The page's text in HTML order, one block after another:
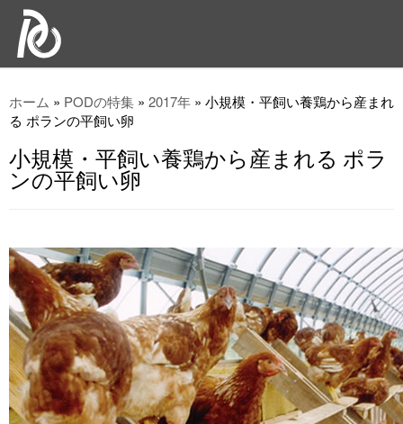
ホーム » PODの特集 » 2017年 » 小規模・平飼い養鶏から産まれ
る ポランの平飼い卵
小規模・平飼い養鶏から産まれる ポラ
ンの平飼い卵